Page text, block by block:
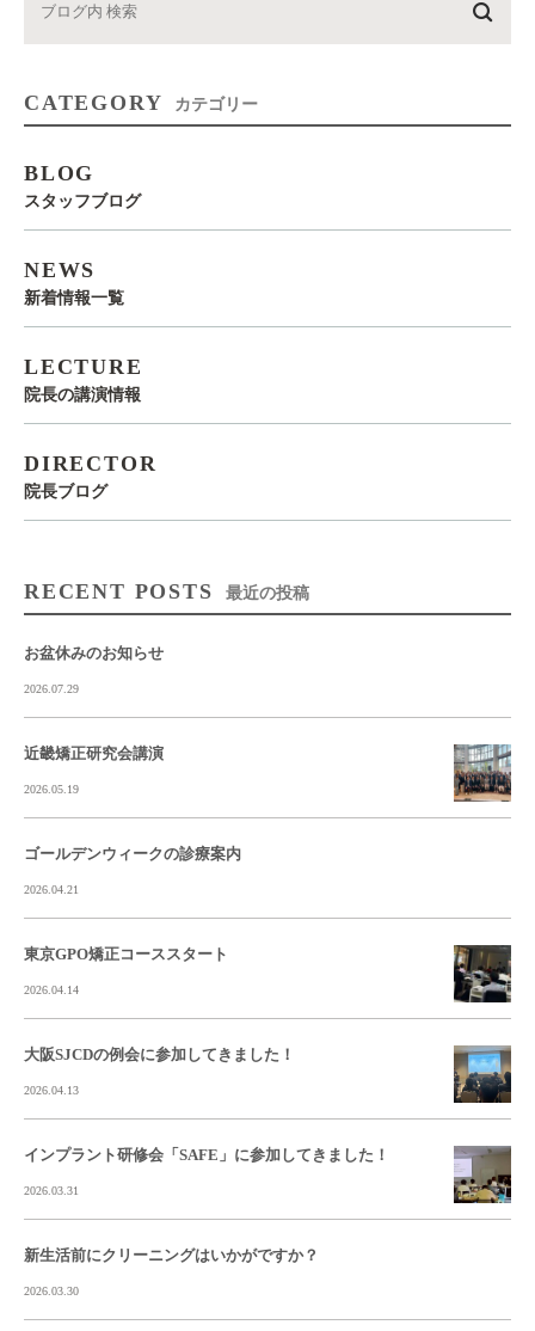
CATEGORY カテゴリー
BLOG
スタッフブログ
NEWS
新着情報一覧
LECTURE
院長の講演情報
DIRECTOR
院長ブログ
RECENT POSTS 最近の投稿
お盆休みのお知らせ
2026.07.29
近畿矯正研究会講演
2026.05.19
ゴールデンウィークの診療案内
2026.04.21
東京GPO矯正コーススタート
2026.04.14
大阪SJCDの例会に参加してきました！
2026.04.13
インプラント研修会「SAFE」に参加してきました！
2026.03.31
新生活前にクリーニングはいかがですか？
2026.03.30